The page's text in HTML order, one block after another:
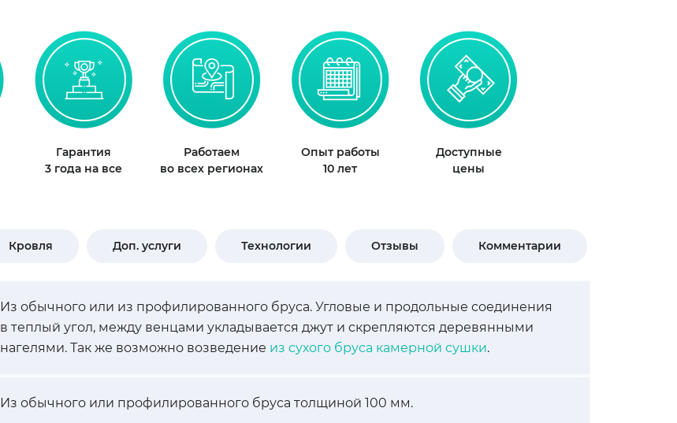
Гарантия
3 года на все
Работаем
во всех регионах
Опыт работы
10 лет
Доступные
цены
Кровля Доп. услуги Технологии Отзывы Комментарии
Из обычного или из профилированного бруса. Угловые и продольные соединения
в теплый угол, между венцами укладывается джут и скрепляются деревянными
нагелями. Так же возможно возведение из сухого бруса камерной сушки.
Из обычного или профилированного бруса толщиной 100 мм.